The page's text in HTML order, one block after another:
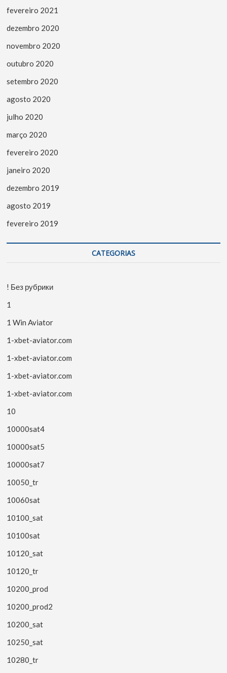
fevereiro 2021
dezembro 2020
novembro 2020
outubro 2020
setembro 2020
agosto 2020
julho 2020
março 2020
fevereiro 2020
janeiro 2020
dezembro 2019
agosto 2019
fevereiro 2019
CATEGORIAS
! Без рубрики
1
1 Win Aviator
1-xbet-aviator.com
1-xbet-aviator.com
1-xbet-aviator.com
1-xbet-aviator.com
10
10000sat4
10000sat5
10000sat7
10050_tr
10060sat
10100_sat
10100sat
10120_sat
10120_tr
10200_prod
10200_prod2
10200_sat
10250_sat
10280_tr